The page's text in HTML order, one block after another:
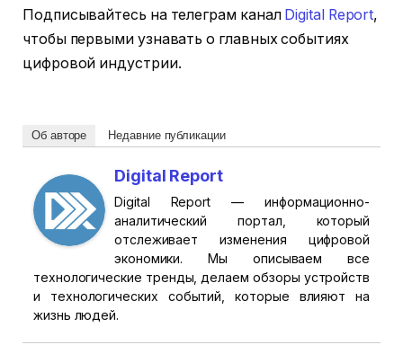
Подписывайтесь на телеграм канал Digital Report,
чтобы первыми узнавать о главных событиях
цифровой индустрии.
Об авторе Недавние публикации
Digital Report
Digital Report — информационно-
аналитический портал, который
отслеживает изменения цифровой
экономики. Мы описываем все
технологические тренды, делаем обзоры устройств
и технологических событий, которые влияют на
жизнь людей.